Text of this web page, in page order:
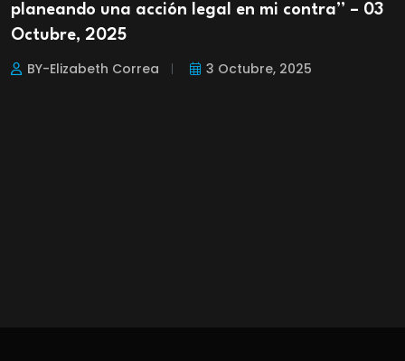
planeando una acción legal en mi contra” – 03
Octubre, 2025
BY-Elizabeth Correa 3 Octubre, 2025